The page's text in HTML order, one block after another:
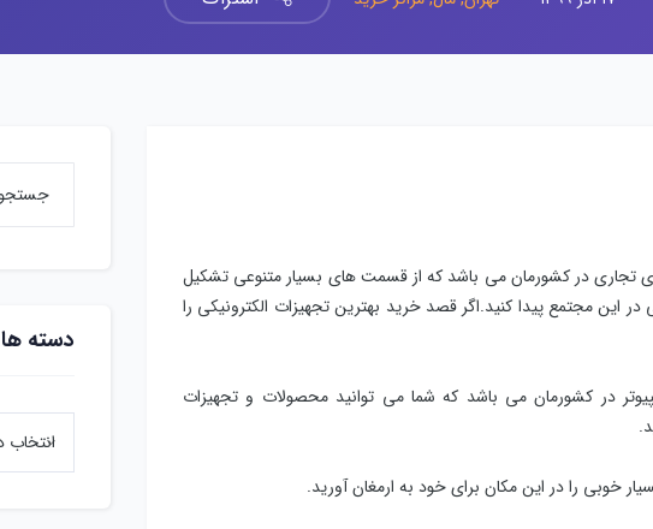
تجاری در کشورمان می باشد که از قسمت های بسیار متنوعی تشکیل
در این مجتمع پیدا کنید.اگر قصد خرید بهترین تجهیزات الکترونیکی را
در کشورمان می باشد که شما می توانید محصولات و تجهیزات
خوبی را در این مکان برای خود به ارمغان آورید.
دسته ها